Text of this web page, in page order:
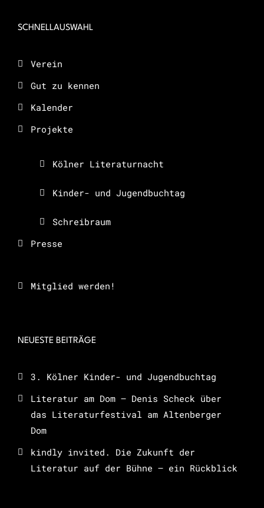
SCHNELLAUSWAHL
Verein
Gut zu kennen
Kalender
Projekte
Kölner Literaturnacht
Kinder- und Jugendbuchtag
Schreibraum
Presse
Mitglied werden!
NEUESTE BEITRÄGE
3. Kölner Kinder- und Jugendbuchtag
Literatur am Dom – Denis Scheck über
das Literaturfestival am Altenberger
Dom
kindly invited. Die Zukunft der
Literatur auf der Bühne – ein Rückblick